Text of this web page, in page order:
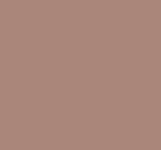
♪松助窯 ちょこっと豆皿シリ
お料理にもぴったり♪